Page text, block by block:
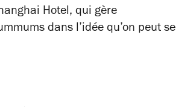
Hotel, qui gère
dans l’idée qu’on peut se